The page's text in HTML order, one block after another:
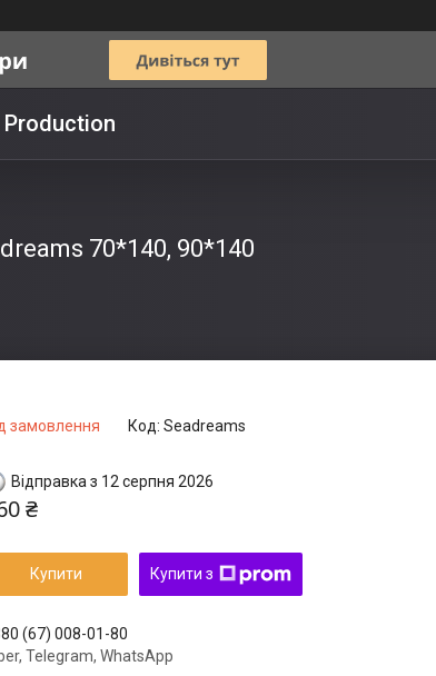
Production
70*140, 90*140
замовлення Код: Seadreams
Відправка з 12 серпня 2026
₴
Купити Купити з
(67) 008-01-80
Telegram, WhatsApp